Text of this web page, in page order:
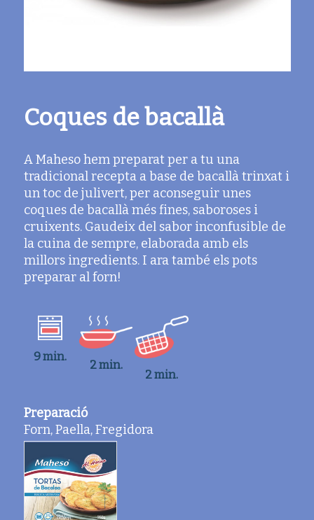
Coques de bacallà
A Maheso hem preparat per a tu una
tradicional recepta a base de bacallà trinxat i
un toc de julivert, per aconseguir unes
coques de bacallà més fines, saboroses i
cruixents. Gaudeix del sabor inconfusible de
la cuina de sempre, elaborada amb els
millors ingredients. I ara també els pots
preparar al forn!
9 min.
2 min.
2 min.
Preparació
Forn, Paella, Fregidora